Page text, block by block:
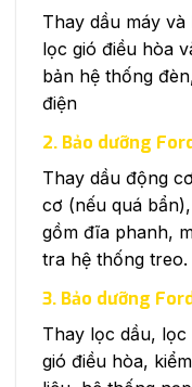
Thay dầu máy
lọc gió điều hòa
bản hệ thống
điện
2. Bảo dưỡng
Thay dầu động
cơ (nếu quá
gồm đĩa phanh,
tra hệ thống treo.
3. Bảo dưỡng
Thay lọc dầu,
gió điều hòa,